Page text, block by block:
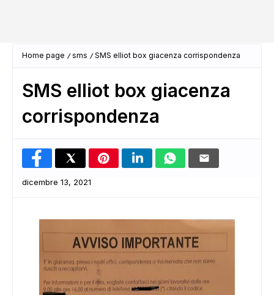
Home page sms SMS elliot box giacenza corrispondenza
SMS elliot box giacenza
corrispondenza
dicembre 13, 2021